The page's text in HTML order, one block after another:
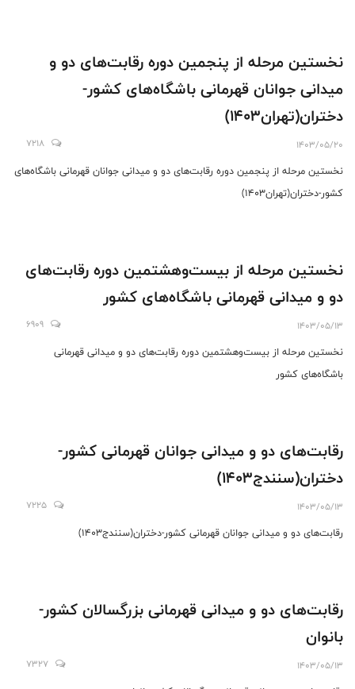
نخستین مرحله از پنجمین دوره رقابت‌های دو و
میدانی جوانان قهرمانی باشگاه‌های کشور-
دختران(تهران1403)
1403/05/20
7218
نخستین مرحله از پنجمین دوره رقابت‌های دو و میدانی جوانان قهرمانی باشگاه‌های
کشور-دختران(تهران1403)
نخستین مرحله از بیست‌وهشتمین دوره رقابت‌های
دو و میدانی قهرمانی باشگاه‌های کشور
1403/05/13
6909
نخستین مرحله از بیست‌وهشتمین دوره رقابت‌های دو و میدانی قهرمانی
باشگاه‌های کشور
رقابت‌های دو و میدانی جوانان قهرمانی کشور-
دختران(سنندج1403)
1403/05/13
7225
رقابت‌های دو و میدانی جوانان قهرمانی کشور-دختران(سنندج1403)
رقابت‌های دو و میدانی قهرمانی بزرگسالان کشور-
بانوان
1403/05/13
7327